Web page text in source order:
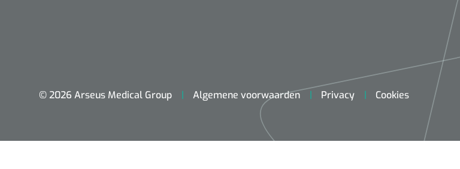
© 2026 Arseus Medical Group Algemene voorwaarden Privacy Cookies